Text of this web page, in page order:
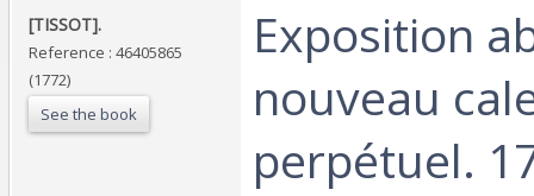
‎[TISSOT].‎
Reference : 46405865
(1772)
See the book
‎Exposition
nouveau
perpétuel.